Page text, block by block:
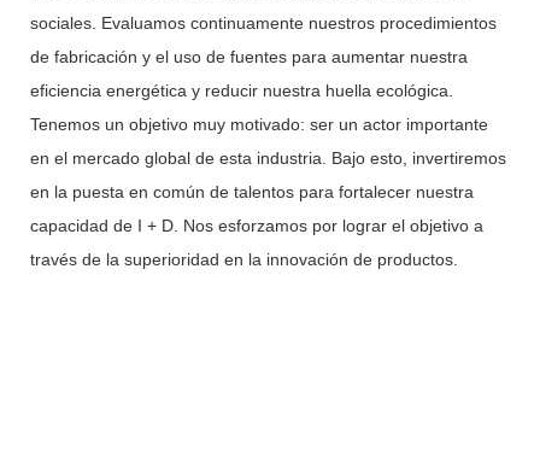
sociales. Evaluamos continuamente nuestros procedimientos
de fabricación y el uso de fuentes para aumentar nuestra
eficiencia energética y reducir nuestra huella ecológica.
Tenemos un objetivo muy motivado: ser un actor importante
en el mercado global de esta industria. Bajo esto, invertiremos
en la puesta en común de talentos para fortalecer nuestra
capacidad de I + D. Nos esforzamos por lograr el objetivo a
través de la superioridad en la innovación de productos.